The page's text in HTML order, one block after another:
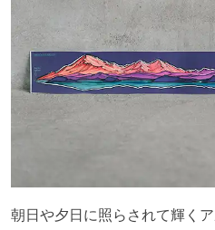
朝日や夕日に照らされて輝く